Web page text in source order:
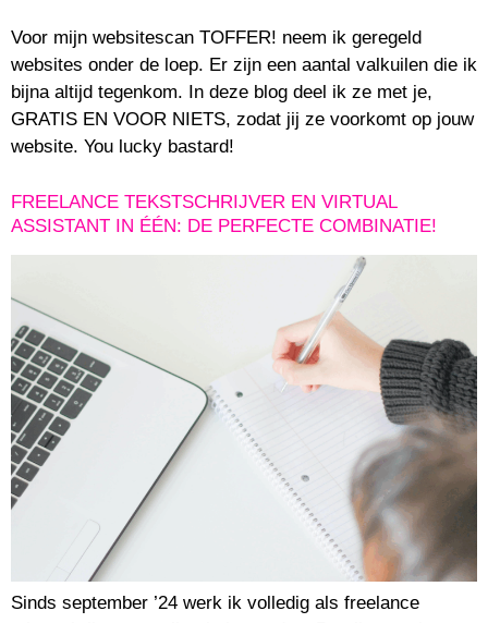
Voor mijn websitescan TOFFER! neem ik geregeld
websites onder de loep. Er zijn een aantal valkuilen die ik
bijna altijd tegenkom. In deze blog deel ik ze met je,
GRATIS EN VOOR NIETS, zodat jij ze voorkomt op jouw
website. You lucky bastard!
FREELANCE TEKSTSCHRIJVER EN VIRTUAL
ASSISTANT IN ÉÉN: DE PERFECTE COMBINATIE!
Sinds september ’24 werk ik volledig als freelance